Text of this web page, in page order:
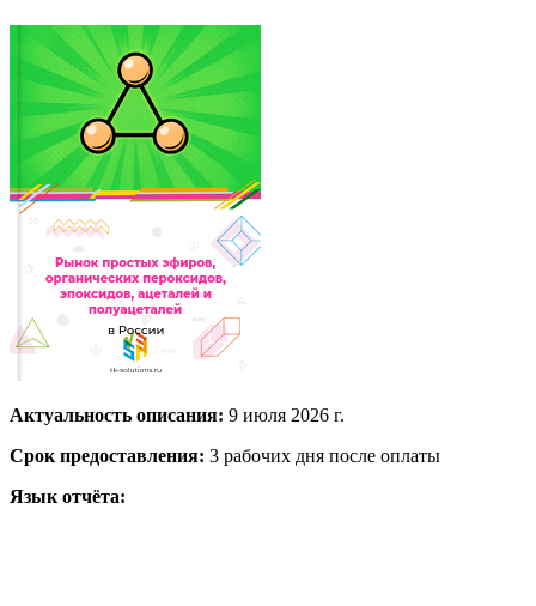
Актуальность описания: 9 июля 2026 г.
Срок предоставления: 3 рабочих дня после оплаты
Язык отчёта: